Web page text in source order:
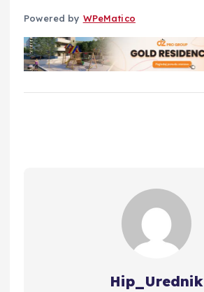
Powered by WPeMatico
Hip_Urednik